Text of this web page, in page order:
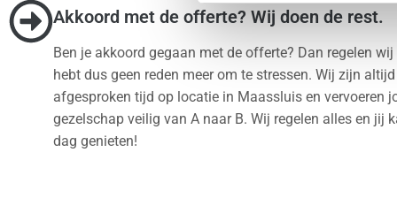
Akkoord met de offerte? Wij doen de rest.
Ben je akkoord gegaan met de offerte? Dan regelen
hebt dus geen reden meer om te stressen. Wij zijn
afgesproken tijd op locatie in Maassluis en vervoeren
gezelschap veilig van A naar B. Wij regelen alles en jij
dag genieten!